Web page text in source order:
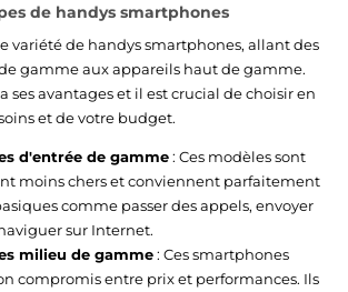
de handys smartphones
variété de handys smartphones, allant des
gamme aux appareils haut de gamme.
ses avantages et il est crucial de choisir en
et de votre budget.
d'entrée de gamme: Ces modèles sont
moins chers et conviennent parfaitement
comme passer des appels, envoyer
sur Internet.
milieu de gamme: Ces smartphones
compromis entre prix et performances. Ils